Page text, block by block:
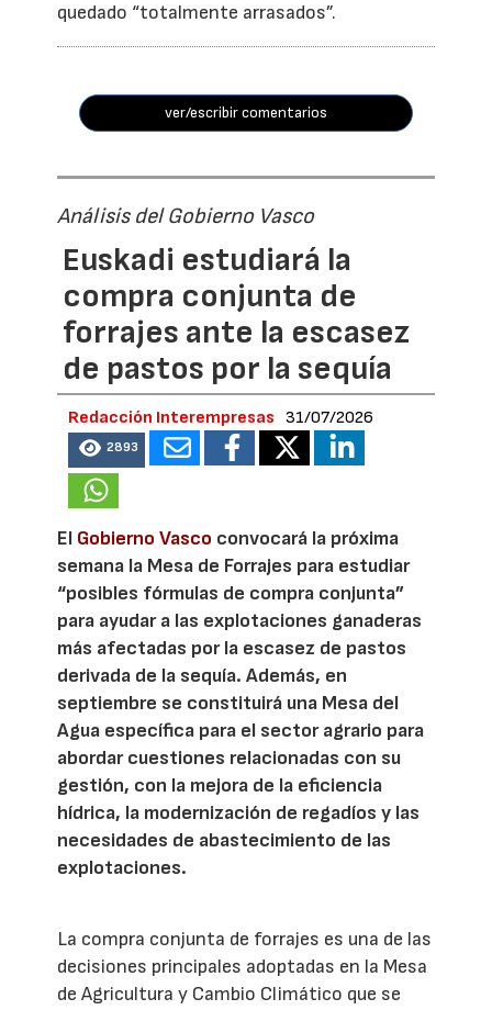
quedado “totalmente arrasados”.
ver/escribir comentarios
Análisis del Gobierno Vasco
Euskadi estudiará la
compra conjunta de
forrajes ante la escasez
de pastos por la sequía
Redacción Interempresas 31/07/2026
2893
El Gobierno Vasco convocará la próxima
semana la Mesa de Forrajes para estudiar
“posibles fórmulas de compra conjunta”
para ayudar a las explotaciones ganaderas
más afectadas por la escasez de pastos
derivada de la sequía. Además, en
septiembre se constituirá una Mesa del
Agua específica para el sector agrario para
abordar cuestiones relacionadas con su
gestión, con la mejora de la eficiencia
hídrica, la modernización de regadíos y las
necesidades de abastecimiento de las
explotaciones.
La compra conjunta de forrajes es una de las
decisiones principales adoptadas en la Mesa
de Agricultura y Cambio Climático que se